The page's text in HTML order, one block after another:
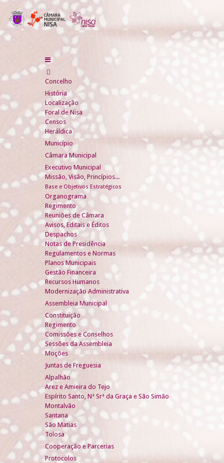
Concelho
História
Localização
Foral de Nisa
Censos
Heráldica
Município
Câmara Municipal
Executivo Municipal
Missão, Visão, Princípios...
Base e Objetivos Estratégicos
Organograma
Regimento
Reuniões de Câmara
Avisos, Editais e Éditos
Despachos
Notas de Presidência
Regulamentos e Normas
Planos Municipais
Gestão Financeira
Recursos Humanos
Modernização Administrativa
Assembleia Municipal
Constituição
Regimento
Comissões e Conselhos
Sessões da Assembleia
Moções
Juntas de Freguesia
Alpalhão
Arez e Amieira do Tejo
Espírito Santo, Nª Srª da Graça e São Simão
Montalvão
Santana
São Matias
Tolosa
Cooperação e Parcerias
Protocolos